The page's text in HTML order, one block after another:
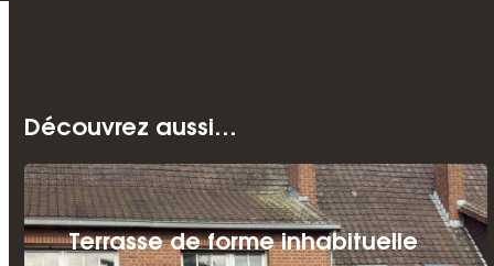
Découvrez aussi…
Terrasse de forme inhabituelle